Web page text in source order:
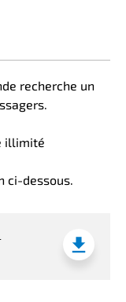
recherche un
illimité
ci-dessous.